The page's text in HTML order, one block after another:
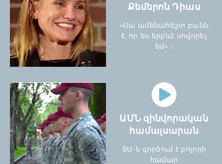
Քեմերոն Դիաս
«Սա ամենահեշտ բանն
է, որ ես երբևէ սովորել
եմ» ։
ԱՄՆ զինվորական
համալսարան
ՏՄ-ն գործում է բոլորի
համար